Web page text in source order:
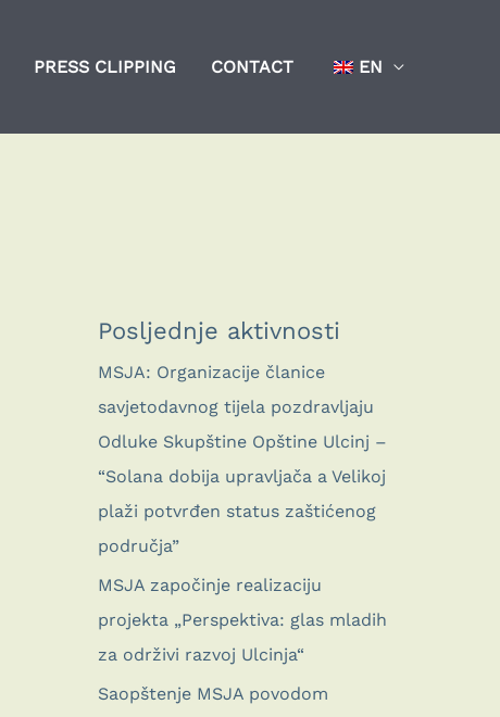
PRESS CLIPPING CONTACT EN
Posljednje aktivnosti
MSJA: Organizacije članice
savjetodavnog tijela pozdravljaju
Odluke Skupštine Opštine Ulcinj –
“Solana dobija upravljača a Velikoj
plaži potvrđen status zaštićenog
područja”
MSJA započinje realizaciju
projekta „Perspektiva: glas mladih
za održivi razvoj Ulcinja“
Saopštenje MSJA povodom